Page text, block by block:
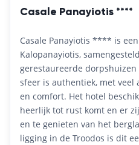
Casale Panayiotis ****
Casale Panayiotis **** is
Kalopanayiotis,
gerestaureerde
sfeer is authentiek, met veel
en comfort. Het hotel
heerlijk tot rust komt en er
en te genieten van het
ligging in de Troodos is dit